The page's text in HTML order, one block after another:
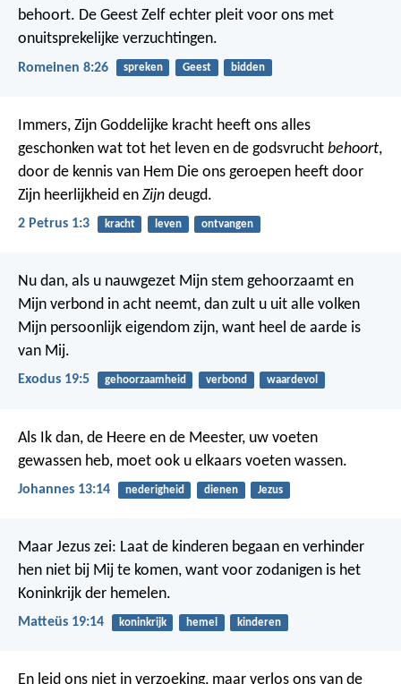
behoort. De Geest Zelf echter pleit voor ons met
onuitsprekelijke verzuchtingen.
Romeinen 8:26 spreken Geest bidden
Immers, Zijn Goddelijke kracht heeft ons alles
geschonken wat tot het leven en de godsvrucht behoort,
door de kennis van Hem Die ons geroepen heeft door
Zijn heerlijkheid en Zijn deugd.
2 Petrus 1:3 kracht leven ontvangen
Nu dan, als u nauwgezet Mijn stem gehoorzaamt en
Mijn verbond in acht neemt, dan zult u uit alle volken
Mijn persoonlijk eigendom zijn, want heel de aarde is
van Mij.
Exodus 19:5 gehoorzaamheid verbond waardevol
Als Ik dan, de Heere en de Meester, uw voeten
gewassen heb, moet ook u elkaars voeten wassen.
Johannes 13:14 nederigheid dienen Jezus
Maar Jezus zei: Laat de kinderen begaan en verhinder
hen niet bij Mij te komen, want voor zodanigen is het
Koninkrijk der hemelen.
Matteüs 19:14 koninkrijk hemel kinderen
En leid ons niet in verzoeking, maar verlos ons van de